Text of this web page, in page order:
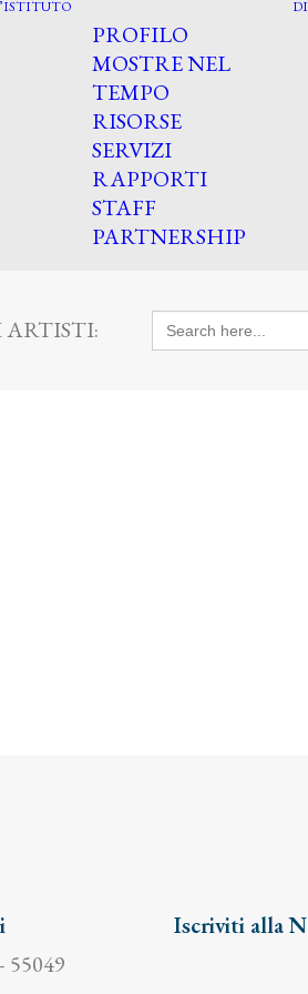
PROFILO
MOSTRE NEL
TEMPO
RISORSE
SERVIZI
RAPPORTI
STAFF
PARTNERSHIP
Search
for:
55049
Iscriviti alla